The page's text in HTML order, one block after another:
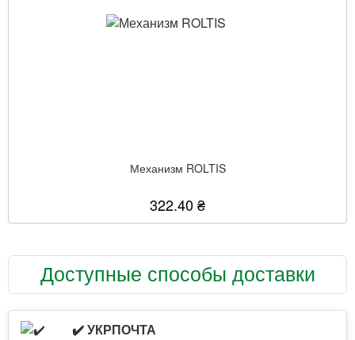
Механизм ROLTIS
322.40 ₴
Доступные способы доставки
✔️ УКРПОЧТА